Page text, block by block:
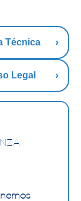
Técnica
Legal